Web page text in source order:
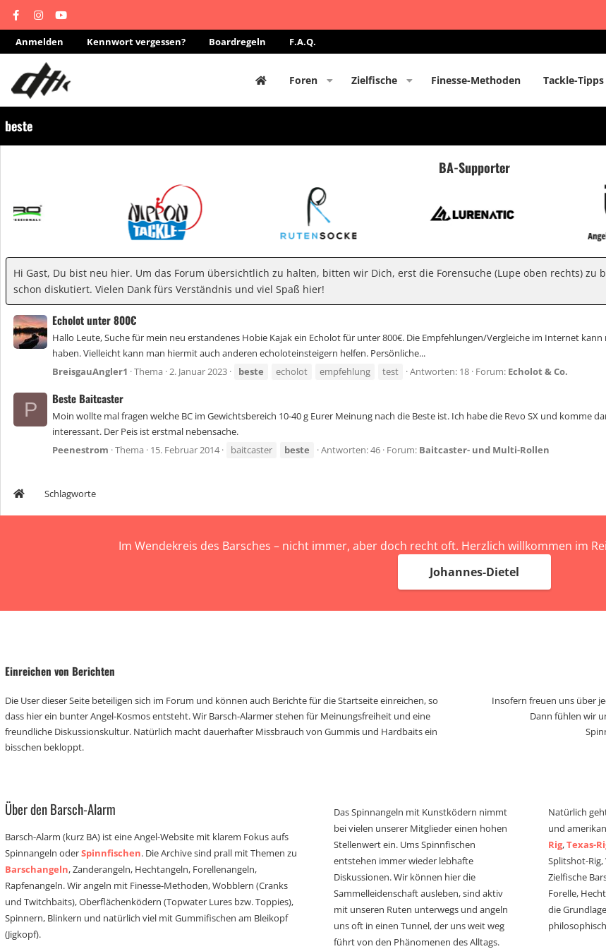
Anmelden Kennwort vergessen? Boardregeln F.A.Q.
Foren Zielfische Finesse-Methoden Tackle-Tipps
beste
BA-Supporter
Hi Gast, Du bist neu hier. Um das Forum übersichtlich zu halten, bitten wir Dich, erst die Forensuche (Lupe oben rechts)
schon diskutiert. Vielen Dank fürs Verständnis und viel Spaß hier!
Echolot unter 800€
Hallo Leute, Suche für mein neu erstandenes Hobie Kajak ein Echolot für unter 800€. Die Empfehlungen/Vergleiche im Internet
haben. Vielleicht kann man hiermit auch anderen echoloteinsteigern helfen. Persönliche...
BreisgauAngler1 Thema 2. Januar 2023 beste echolot empfehlung test Antworten: 18 Forum: Echolot & Co.
P
Beste Baitcaster
Moin wollte mal fragen welche BC im Gewichtsbereich 10-40 g Eurer Meinung nach die Beste ist. Ich habe die Revo SX und komme
interessant. Der Peis ist erstmal nebensache.
Peenestrom Thema 15. Februar 2014 baitcaster beste Antworten: 46 Forum: Baitcaster- und Multi-Rollen
Schlagworte
Im Wendekreis des Barsches – nicht immer, aber doch recht oft. Herzlich willkommen im
Johannes-Dietel
Einreichen von Berichten
Die User dieser Seite beteiligen sich im Forum und können auch Berichte für die Startseite einreichen, so
dass hier ein bunter Angel-Kosmos entsteht. Wir Barsch-Alarmer stehen für Meinungsfreiheit und eine
freundliche Diskussionskultur. Natürlich macht dauerhafter Missbrauch von Gummis und Hardbaits ein
bisschen bekloppt.
Insofern freuen uns über
Dann fühlen wir
Über den Barsch-Alarm
Barsch-Alarm (kurz BA) ist eine Angel-Website mit klarem Fokus aufs
Spinnangeln oderSpinnfischen. Die Archive sind prall mit Themen zu
Barschangeln, Zanderangeln, Hechtangeln, Forellenangeln,
Rapfenangeln. Wir angeln mit Finesse-Methoden, Wobblern (Cranks
und Twitchbaits), Oberflächenködern (Topwater Lures bzw. Toppies),
Spinnern, Blinkern und natürlich viel mit Gummifischen am Bleikopf
(Jigkopf).
Das Spinnangeln mit Kunstködern nimmt
bei vielen unserer Mitglieder einen hohen
Stellenwert ein. Ums Spinnfischen
entstehen immer wieder lebhafte
Diskussionen. Wir können hier die
Sammelleidenschaft ausleben, sind aktiv
mit unseren Ruten unterwegs und angeln
uns oft in einen Tunnel, der uns weit weg
führt von den Phänomenen des Alltags.
Natürlich
und
Rig,Texas-
Splitshot-Rig,
Zielfische
Forelle,
die